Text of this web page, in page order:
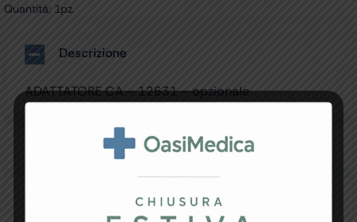
Quantità: 1pz.
Descrizione
ADATTATORE CA – 12631 – opzionale
Specifiche Tecniche
Resi e Garanzia